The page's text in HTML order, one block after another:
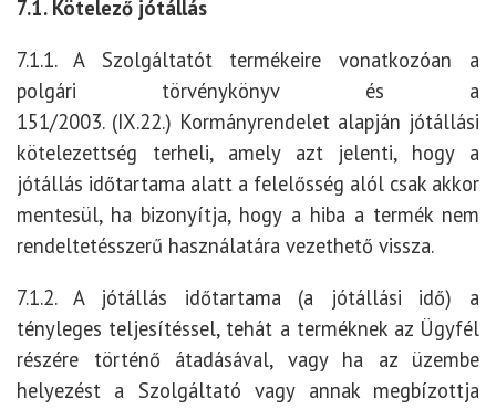
7.1. Kötelező jótállás
7.1.1. A Szolgáltatót termékeire vonatkozóan a
polgári törvénykönyv és a
151/2003. (IX.22.) Kormányrendelet alapján jótállási
kötelezettség terheli, amely azt jelenti, hogy a
jótállás időtartama alatt a felelősség alól csak akkor
mentesül, ha bizonyítja, hogy a hiba a termék nem
rendeltetésszerű használatára vezethető vissza.
7.1.2. A jótállás időtartama (a jótállási idő) a
tényleges teljesítéssel, tehát a terméknek az Ügyfél
részére történő átadásával, vagy ha az üzembe
helyezést a Szolgáltató vagy annak megbízottja